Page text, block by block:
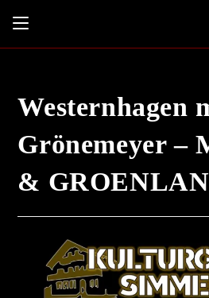
Westernhagen
Grönemeyer –
&